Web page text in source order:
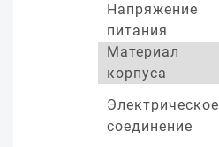
Напряжение
питания
Материал
корпуса
Электрическое
соединение